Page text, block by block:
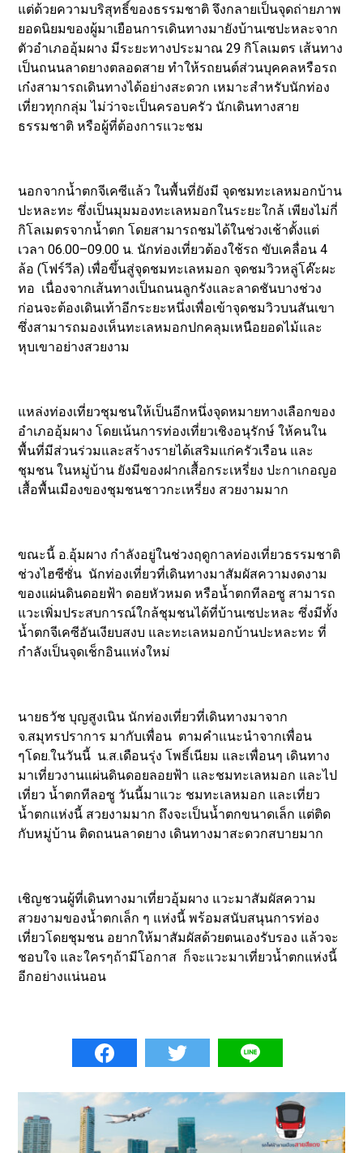
แต่ด้วยความบริสุทธิ์ของธรรมชาติ จึงกลายเป็นจุดถ่ายภาพ
ยอดนิยมของผู้มาเยือนการเดินทางมายังบ้านเซปะหละจาก
ตัวอำเภออุ้มผาง มีระยะทางประมาณ 29 กิโลเมตร เส้นทาง
เป็นถนนลาดยางตลอดสาย ทำให้รถยนต์ส่วนบุคคลหรือรถ
เก๋งสามารถเดินทางได้อย่างสะดวก เหมาะสำหรับนักท่อง
เที่ยวทุกกลุ่ม ไม่ว่าจะเป็นครอบครัว นักเดินทางสาย
ธรรมชาติ หรือผู้ที่ต้องการแวะชม
นอกจากน้ำตกจีเคซีแล้ว ในพื้นที่ยังมี จุดชมทะเลหมอกบ้าน
ปะหละทะ ซึ่งเป็นมุมมองทะเลหมอกในระยะใกล้ เพียงไม่กี่
กิโลเมตรจากน้ำตก โดยสามารถชมได้ในช่วงเช้าตั้งแต่
เวลา 06.00–09.00 น. นักท่องเที่ยวต้องใช้รถ ขับเคลื่อน 4
ล้อ (โฟร์วีล) เพื่อขึ้นสู่จุดชมทะเลหมอก จุดชมวิวหลู่โค๊ะผะ
ทอ เนื่องจากเส้นทางเป็นถนนลูกรังและลาดชันบางช่วง
ก่อนจะต้องเดินเท้าอีกระยะหนึ่งเพื่อเข้าจุดชมวิวบนสันเขา
ซึ่งสามารถมองเห็นทะเลหมอกปกคลุมเหนือยอดไม้และ
หุบเขาอย่างสวยงาม
แหล่งท่องเที่ยวชุมชนให้เป็นอีกหนึ่งจุดหมายทางเลือกของ
อำเภออุ้มผาง โดยเน้นการท่องเที่ยวเชิงอนุรักษ์ ให้คนใน
พื้นที่มีส่วนร่วมและสร้างรายได้เสริมแก่ครัวเรือน และ
ชุมชน ในหมู่บ้าน ยังมีของฝากเสื้อกระเหรี่ยง ปะกาเกอญอ
เสื้อพื้นเมืองของชุมชนชาวกะเหรี่ยง สวยงามมาก
ขณะนี้ อ.อุ้มผาง กำลังอยู่ในช่วงฤดูกาลท่องเที่ยวธรรมชาติ
ช่วงไฮซีซั่น นักท่องเที่ยวที่เดินทางมาสัมผัสความงดงาม
ของแผ่นดินดอยฟ้า ดอยหัวหมด หรือน้ำตกทีลอซู สามารถ
แวะเพิ่มประสบการณ์ใกล้ชุมชนได้ที่บ้านเซปะหละ ซึ่งมีทั้ง
น้ำตกจีเคซีอันเงียบสงบ และทะเลหมอกบ้านปะหละทะ ที่
กำลังเป็นจุดเช็กอินแห่งใหม่
นายธวัช บุญสูงเนิน นักท่องเที่ยวที่เดินทางมาจาก
จ.สมุทรปราการ มากับเพื่อน ตามคำแนะนำจากเพื่อน
ๆโดย.ในวันนี้ น.ส.เดือนรุ่ง โพธิ์เนียม และเพื่อนๆ เดินทาง
มาเที่ยวงานแผ่นดินดอยลอยฟ้า และชมทะเลหมอก และไป
เที่ยว น้ำตกทีลอซู วันนี้มาแวะ ชมทะเลหมอก และเที่ยว
น้ำตกแห่งนี้ สวยงามมาก ถึงจะเป็นน้ำตกขนาดเล็ก แต่ติด
กับหมู่บ้าน ติดถนนลาดยาง เดินทางมาสะดวกสบายมาก
เชิญชวนผู้ที่เดินทางมาเที่ยวอุ้มผาง แวะมาสัมผัสความ
สวยงามของน้ำตกเล็ก ๆ แห่งนี้ พร้อมสนับสนุนการท่อง
เที่ยวโดยชุมชน อยากให้มาสัมผัสด้วยตนเองรับรอง แล้วจะ
ชอบใจ และใครๆถ้ามีโอกาส ก็จะแวะมาเที่ยวน้ำตกแห่งนี้
อีกอย่างแน่นอน